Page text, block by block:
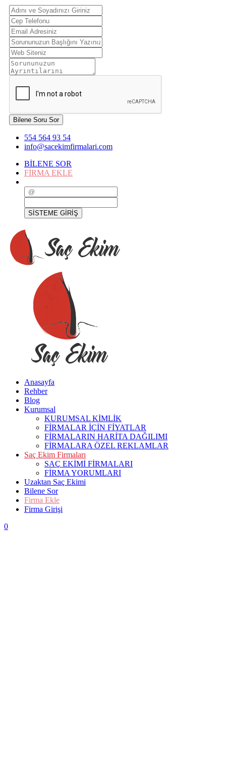
Bilene Soru Sor
554 564 93 54
info@sacekimfirmalari.com
BİLENE SOR
FİRMA EKLE
SİSTEME GİRİŞ
Anasayfa
Rehber
Blog
Kurumsal
KURUMSAL KİMLİK
FİRMALAR İÇİN FİYATLAR
FİRMALARIN HARİTA DAĞILIMI
FİRMALARA ÖZEL REKLAMLAR
Saç Ekim Firmaları
SAÇ EKİMİ FİRMALARI
FİRMA YORUMLARI
Uzaktan Saç Ekimi
Bilene Sor
Firma Ekle
Firma Girişi
0